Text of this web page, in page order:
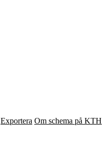
Exportera Om schema på KTH